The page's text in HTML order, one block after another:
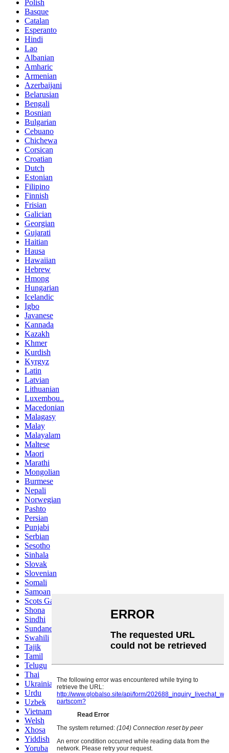
Polish
Basque
Catalan
Esperanto
Hindi
Lao
Albanian
Amharic
Armenian
Azerbaijani
Belarusian
Bengali
Bosnian
Bulgarian
Cebuano
Chichewa
Corsican
Croatian
Dutch
Estonian
Filipino
Finnish
Frisian
Galician
Georgian
Gujarati
Haitian
Hausa
Hawaiian
Hebrew
Hmong
Hungarian
Icelandic
Igbo
Javanese
Kannada
Kazakh
Khmer
Kurdish
Kyrgyz
Latin
Latvian
Lithuanian
Luxembou..
Macedonian
Malagasy
Malay
Malayalam
Maltese
Maori
Marathi
Mongolian
Burmese
Nepali
Norwegian
Pashto
Persian
Punjabi
Serbian
Sesotho
Sinhala
Slovak
Slovenian
Somali
Samoan
Scots Gaelic
Shona
Sindhi
Sundanese
Swahili
Tajik
Tamil
Telugu
Thai
Ukrainian
Urdu
Uzbek
Vietnamese
Welsh
Xhosa
Yiddish
Yoruba